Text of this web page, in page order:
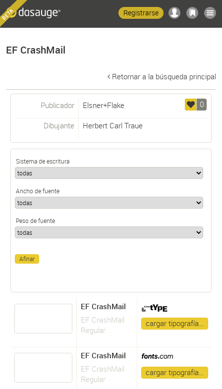
Registrarse
EF CrashMail
Retornar a la búsqueda principal
0
Publicador Elsner+Flake
Dibujante Herbert Carl Traue
Sistema de escritura
Ancho de fuente
Peso de fuente
EF CrashMail
EF CrashMail
Regular
cargar tipografía…
EF CrashMail
EF CrashMail
Regular
cargar tipografía…